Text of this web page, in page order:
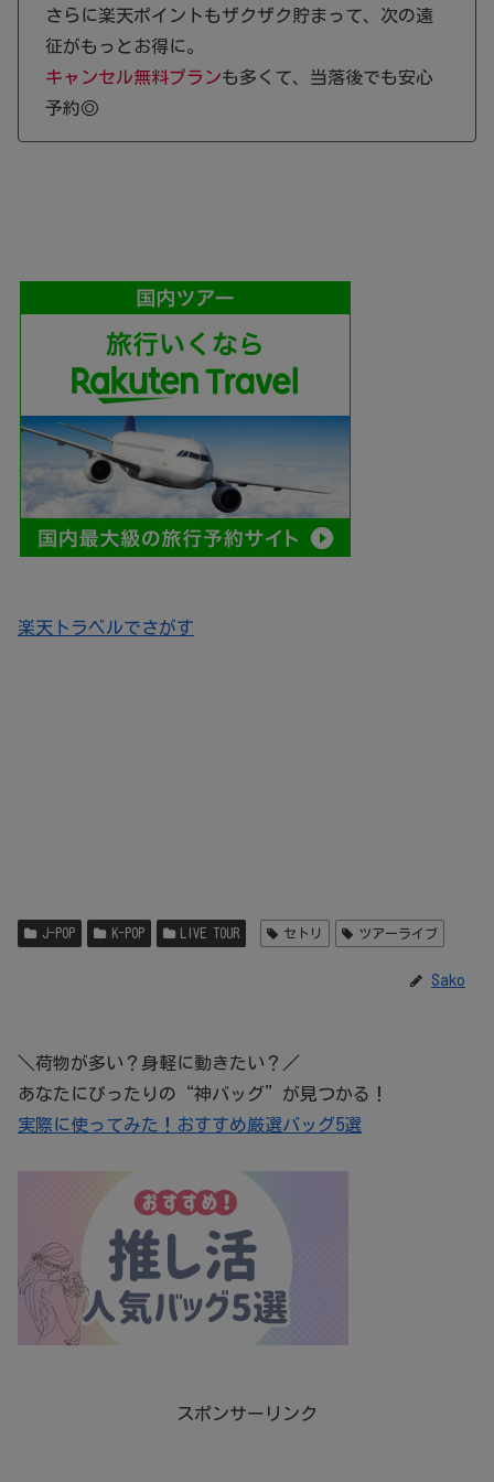
さらに楽天ポイントもザクザク貯まって、次の遠
征がもっとお得に。
キャンセル無料プランも多くて、当落後でも安心
予約◎
楽天トラベルでさがす
J-POP K-POP LIVE TOUR セトリ ツアーライブ
Sako
＼荷物が多い？身軽に動きたい？／
あなたにぴったりの“神バッグ”が見つかる！
実際に使ってみた！おすすめ厳選バッグ5選
スポンサーリンク